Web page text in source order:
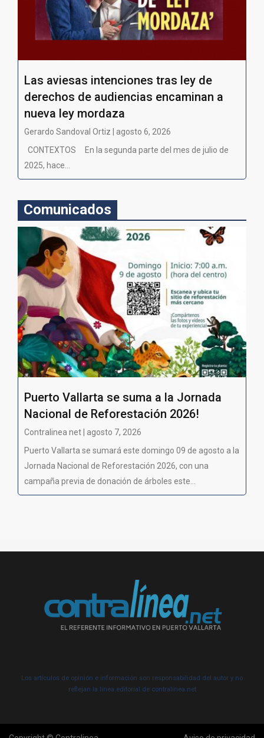
Las aviesas intenciones tras ley de
derechos de audiencias encaminan a
nueva ley mordaza
Gerardo Sandoval Ortiz | agosto 6, 2026
CONTEXTOS En la segunda parte del mes de julio de
2025, hace...
Comunicados
Puerto Vallarta se suma a la Jornada
Nacional de Reforestación 2026!
Contralinea net | agosto 7, 2026
Puerto Vallarta se sumará este domingo 09 de agosto a la
Jornada Nacional de Reforestación 2026, con una
campaña previa de donación de árboles este...
Los artículos de opinión e información son responsabilidad del autor y no
reflejan la línea editorial de contralínea.net